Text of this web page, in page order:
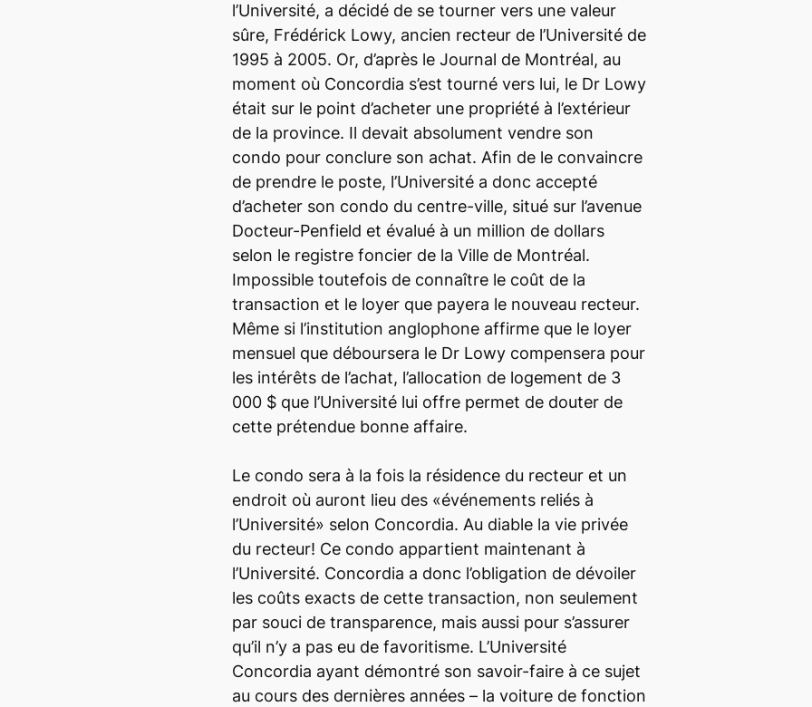
l’Université, a décidé de se tourner vers une valeur
sûre, Frédérick Lowy, ancien recteur de l’Université de
1995 à 2005. Or, d’après le Journal de Montréal, au
moment où Concordia s’est tourné vers lui, le Dr Lowy
était sur le point d’acheter une propriété à l’extérieur
de la province. Il devait absolument vendre son
condo pour conclure son achat. Afin de le convaincre
de prendre le poste, l’Université a donc accepté
d’acheter son condo du centre-ville, situé sur l’avenue
Docteur-Penfield et évalué à un million de dollars
selon le registre foncier de la Ville de Montréal.
Impossible toutefois de connaître le coût de la
transaction et le loyer que payera le nouveau recteur.
Même si l’institution anglophone affirme que le loyer
mensuel que déboursera le Dr Lowy compensera pour
les intérêts de l’achat, l’allocation de logement de 3
000 $ que l’Université lui offre permet de douter de
cette prétendue bonne affaire.
Le condo sera à la fois la résidence du recteur et un
endroit où auront lieu des «événements reliés à
l’Université» selon Concordia. Au diable la vie privée
du recteur! Ce condo appartient maintenant à
l’Université. Concordia a donc l’obligation de dévoiler
les coûts exacts de cette transaction, non seulement
par souci de transparence, mais aussi pour s’assurer
qu’il n’y a pas eu de favoritisme. L’Université
Concordia ayant démontré son savoir-faire à ce sujet
au cours des dernières années – la voiture de fonction